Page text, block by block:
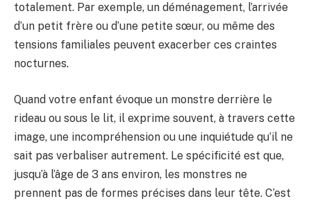
totalement. Par exemple, un déménagement, l’arrivée
d’un petit frère ou d’une petite sœur, ou même des
tensions familiales peuvent exacerber ces craintes
nocturnes.
Quand votre enfant évoque un monstre derrière le
rideau ou sous le lit, il exprime souvent, à travers cette
image, une incompréhension ou une inquiétude qu’il ne
sait pas verbaliser autrement. Le spécificité est que,
jusqu’à l’âge de 3 ans environ, les monstres ne
prennent pas de formes précises dans leur tête. C’est